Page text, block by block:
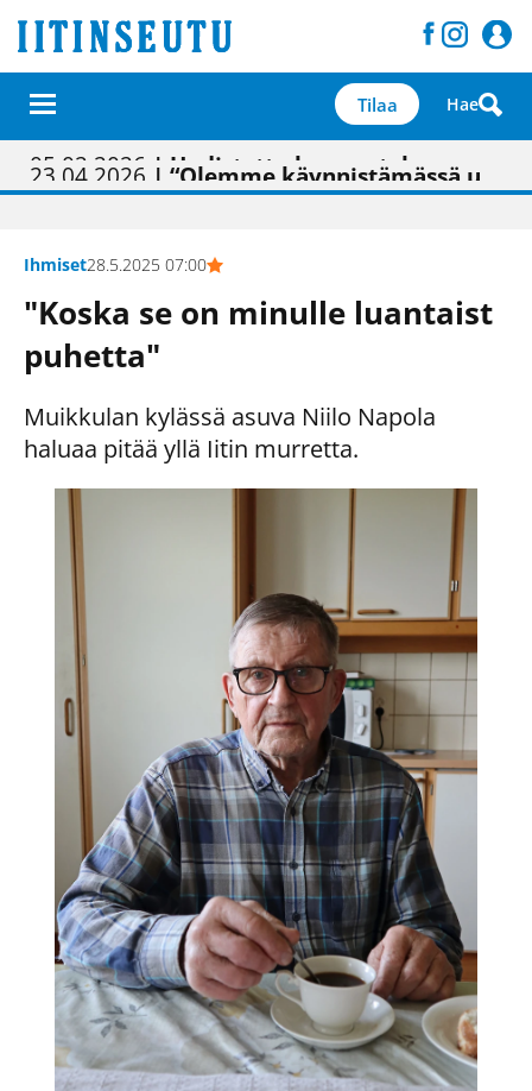
Tilaa Hae
01.02.2026 | Painon vaihtumisen pitäisi näkyä hieman parempana painojäljen laatuna lehdessä
05.02.2026 | Uudistettu kunnantalo on valoisa
23.04.2026 | “Olemme käynnistämässä uudelleen keskustavisiotyön”
09.05.2026| "Maalla on totuttu elämään omavaraisemmin kuin kaupungissa"
Ihmiset28.5.2025 07:00
"Koska se on minulle luantaist
puhetta"
Muikkulan kylässä asuva Niilo Napola
haluaa pitää yllä Iitin murretta.